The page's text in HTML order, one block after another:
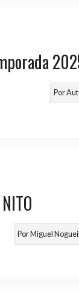
Por
PorMiguel